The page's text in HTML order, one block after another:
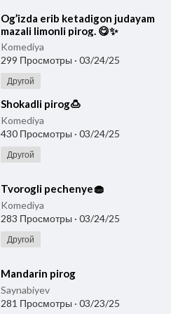
⁣Og’izda erib ketadigon judayam
mazali limonli pirog. 😋✨
Komediya
299 Просмотры · 03/24/25
Другой
⁣Shokadli pirog🍮
Komediya
430 Просмотры · 03/24/25
Другой
⁣Tvorogli pechenye🧁
Komediya
283 Просмотры · 03/24/25
Другой
⁣Mandarin pirog
Saynabiyev
281 Просмотры · 03/23/25